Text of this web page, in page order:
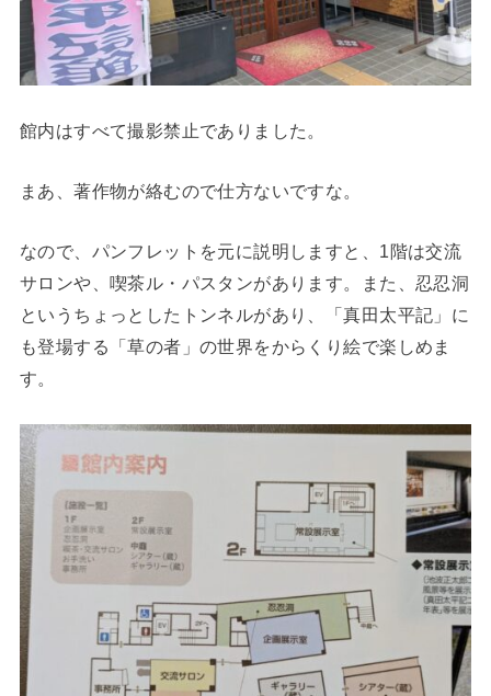
館内はすべて撮影禁止でありました。
まあ、著作物が絡むので仕方ないですな。
なので、パンフレットを元に説明しますと、1階は交流
サロンや、喫茶ル・パスタンがあります。また、忍忍洞
というちょっとしたトンネルがあり、「真田太平記」に
も登場する「草の者」の世界をからくり絵で楽しめま
す。